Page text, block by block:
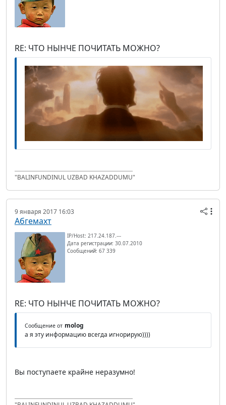
RE: ЧТО НЫНЧЕ ПОЧИТАТЬ МОЖНО?
"BALINFUNDINUL UZBAD KHAZADDUMU"
9 января 2017 16:03
Абгемахт
IP/Host: 217.24.187.---
Дата регистрации: 30.07.2010
Сообщений: 67 339
RE: ЧТО НЫНЧЕ ПОЧИТАТЬ МОЖНО?
Сообщение от molog
а я эту информацию всегда игнорирую))))
Вы поступаете крайне неразумно!